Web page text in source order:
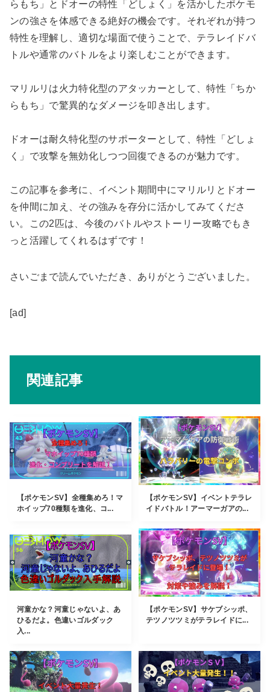
らもち」とドオーの特性「どしょく」を活かしたポケモ
ンの強さを体感できる絶好の機会です。それぞれが持つ
特性を理解し、適切な場面で使うことで、テラレイドバ
トルや通常のバトルをより楽しむことができます。
マリルリは火力特化型のアタッカーとして、特性「ちか
らもち」で驚異的なダメージを叩き出します。
ドオーは耐久特化型のサポーターとして、特性「どしょ
く」で攻撃を無効化しつつ回復できるのが魅力です。
この記事を参考に、イベント期間中にマリルリとドオー
を仲間に加え、その強みを存分に活かしてみてくださ
い。この2匹は、今後のバトルやストーリー攻略でもき
っと活躍してくれるはずです！
さいごまで読んでいただき、ありがとうございました。
[ad]
関連記事
【ポケモンSV】全種集めろ！マ
ホイップ70種類を進化、コ...
【ポケモンSV】イベントテラレ
イドバトル！アーマーガアの...
河童かな？河童じゃないよ、あ
ひるだよ。色違いゴルダック
入...
【ポケモンSV】サケブシッポ、
テツノツツミがテラレイドに...